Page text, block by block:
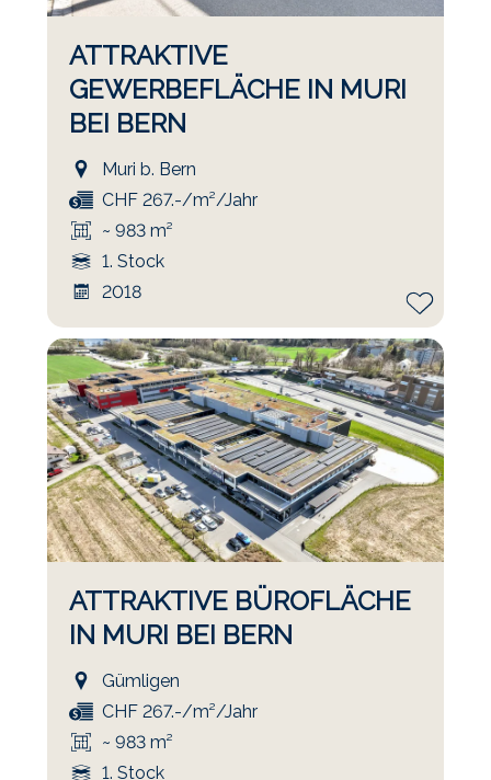
ATTRAKTIVE
GEWERBEFLÄCHE IN MURI
BEI BERN
Muri b. Bern
CHF 267.-/m²/Jahr
~ 983 m²
1. Stock
2018
ATTRAKTIVE BÜROFLÄCHE
IN MURI BEI BERN
Gümligen
CHF 267.-/m²/Jahr
~ 983 m²
1. Stock